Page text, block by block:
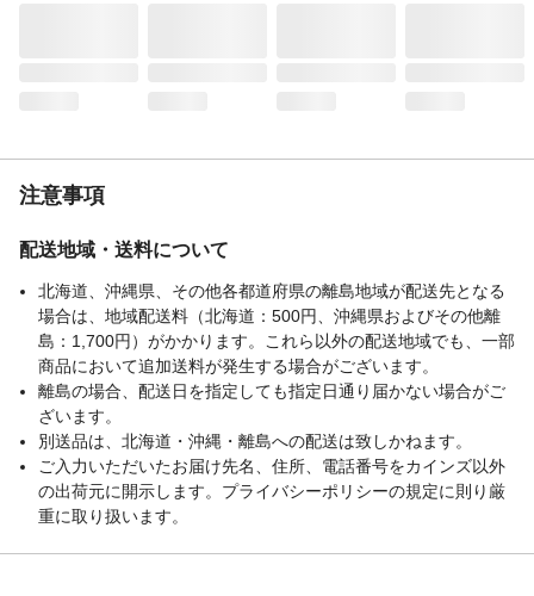
生産国
日本
持続期間
約1ヶ月間持続します。(春・秋の場合)ただ
し使用環境により、異なる場合がありま
す。
注意事項
配送地域・送料について
北海道、沖縄県、その他各都道府県の離島地域が配送先となる
場合は、地域配送料（北海道：500円、沖縄県およびその他離
島：1,700円）がかかります。これら以外の配送地域でも、一部
商品において追加送料が発生する場合がございます。
離島の場合、配送日を指定しても指定日通り届かない場合がご
ざいます。
別送品は、北海道・沖縄・離島への配送は致しかねます。
ご入力いただいたお届け先名、住所、電話番号をカインズ以外
の出荷元に開示します。プライバシーポリシーの規定に則り厳
重に取り扱います。